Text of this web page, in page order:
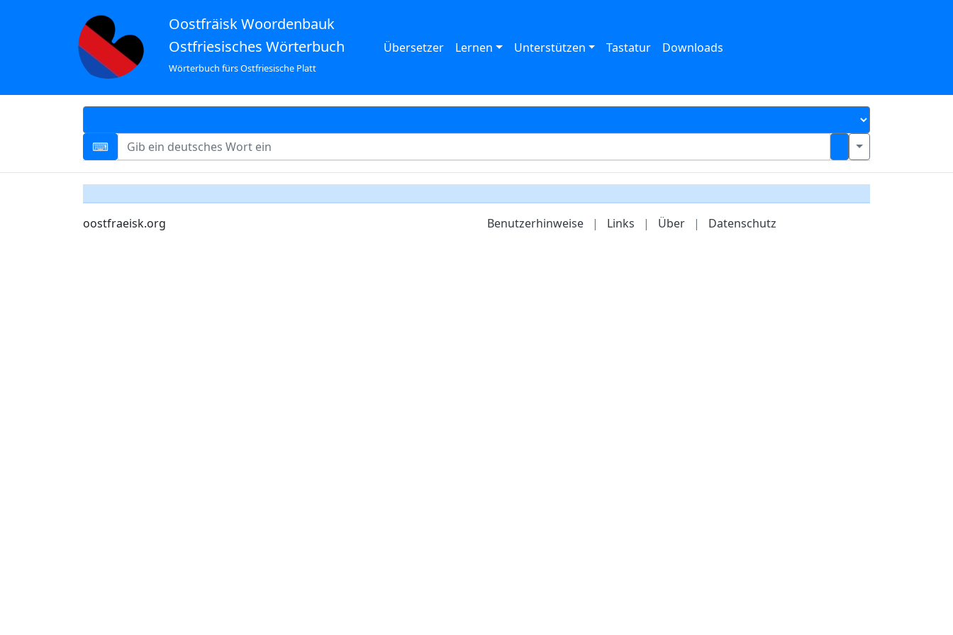
Oostfräisk Woordenbauk
Ostfriesisches Wörterbuch
Wörterbuch fürs Ostfriesische Platt
Übersetzer Lernen Unterstützen Tastatur Downloads
oostfraeisk.org Benutzerhinweise | Links | Über | Datenschutz